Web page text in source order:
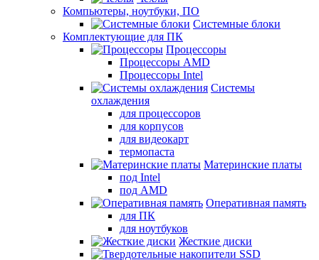
Компьютеры, ноутбуки, ПО
Системные блоки
Комплектующие для ПК
Процессоры
Процессоры AMD
Процессоры Intel
Системы
охлаждения
для процессоров
для корпусов
для видеокарт
термопаста
Материнские платы
под Intel
под AMD
Оперативная память
для ПК
для ноутбуков
Жесткие диски